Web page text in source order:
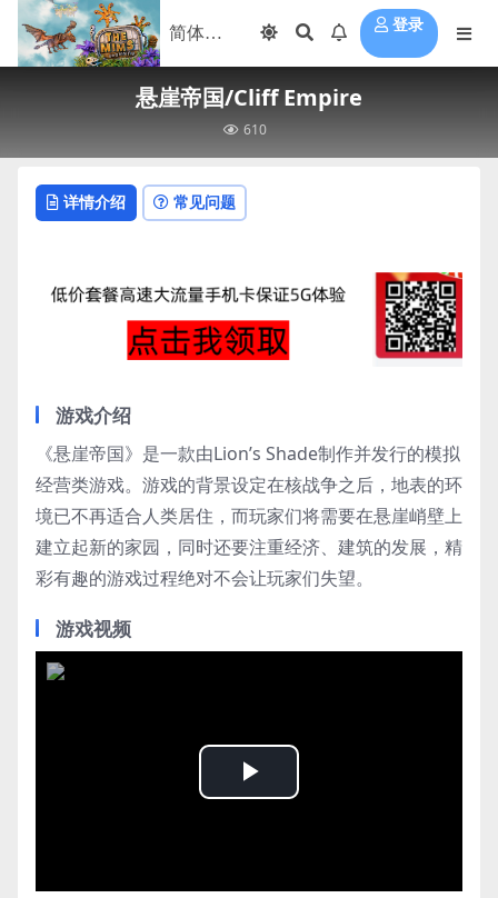
登录
悬崖帝国/Cliff Empire
610
详情介绍 常见问题
游戏介绍
《悬崖帝国》是一款由Lion’s Shade制作并发行的模拟
经营类游戏。游戏的背景设定在核战争之后，地表的环
境已不再适合人类居住，而玩家们将需要在悬崖峭壁上
建立起新的家园，同时还要注重经济、建筑的发展，精
彩有趣的游戏过程绝对不会让玩家们失望。
游戏视频
Play